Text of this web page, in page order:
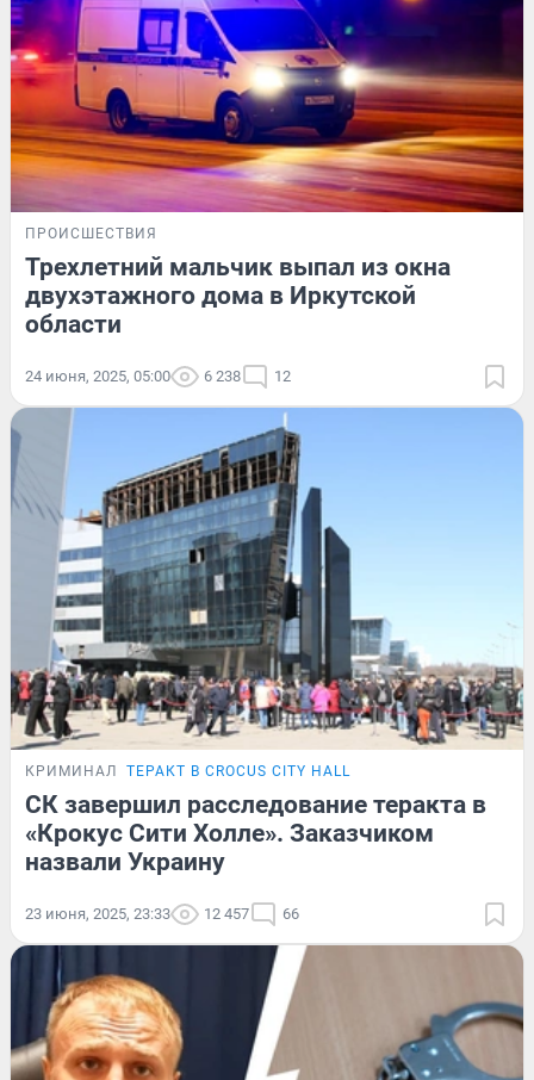
ПРОИСШЕСТВИЯ
Трехлетний мальчик выпал из окна
двухэтажного дома в Иркутской
области
24 июня, 2025, 05:00 6 238 12
КРИМИНАЛ ТЕРАКТ В CROCUS CITY HALL
СК завершил расследование теракта в
«Крокус Сити Холле». Заказчиком
назвали Украину
23 июня, 2025, 23:33 12 457 66